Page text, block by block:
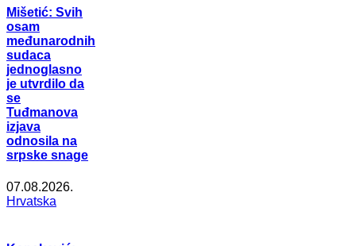
Mišetić: Svih
osam
međunarodnih
sudaca
jednoglasno
je utvrdilo da
se
Tuđmanova
izjava
odnosila na
srpske snage
07.08.2026.
Hrvatska